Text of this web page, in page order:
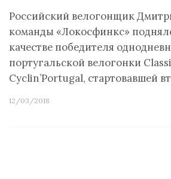
Российский велогонщик
команды «Локосфинкс»
качестве победителя
португальской велогонки
Cyclin’Portugal, стартовавшей
12/03/2018